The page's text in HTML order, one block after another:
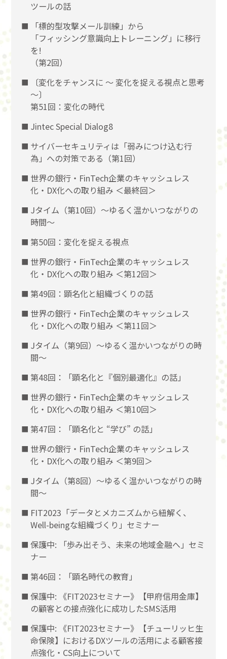
ツールの話
「標的型攻撃メール訓練」から
「フィッシング意識向上トレーニング」に移行
を!
（第2回）
〔変化をチャンスに 〜 変化を捉える視点と思考
〜〕
第51回：変化の時代
Jintec Special Dialog8
サイバーセキュリティは「弱みにつけ込む行
為」への対策である（第1回）
世界の銀行・FinTech企業のキャッシュレス
化・DX化への取り組み ＜最終回＞
Jタイム（第10回）～ゆるく温かいつながりの
時間～
第50回：変化を捉える視点
世界の銀行・FinTech企業のキャッシュレス
化・DX化への取り組み ＜第12回＞
第49回：顕名化と組織づくりの話
世界の銀行・FinTech企業のキャッシュレス
化・DX化への取り組み ＜第11回＞
Jタイム（第9回）～ゆるく温かいつながりの時
間～
第48回：「顕名化と『個別最適化』の話」
世界の銀行・FinTech企業のキャッシュレス
化・DX化への取り組み ＜第10回＞
第47回：「顕名化と “学び” の話」
世界の銀行・FinTech企業のキャッシュレス
化・DX化への取り組み ＜第9回＞
Jタイム（第8回）～ゆるく温かいつながりの時
間～
FIT2023「データとメカニズムから紐解く、
Well-beingな組織づくり」セミナー
保護中: 「歩み出そう、未来の地域金融へ」セミ
ナー
第46回：「顕名時代の教育」
保護中: 《FIT2023セミナー》【甲府信用金庫】
の顧客との接点強化に成功したSMS活用
保護中: 《FIT2023セミナー》【チューリッヒ生
命保険】におけるDXツールの活用による顧客接
点強化・CS向上について